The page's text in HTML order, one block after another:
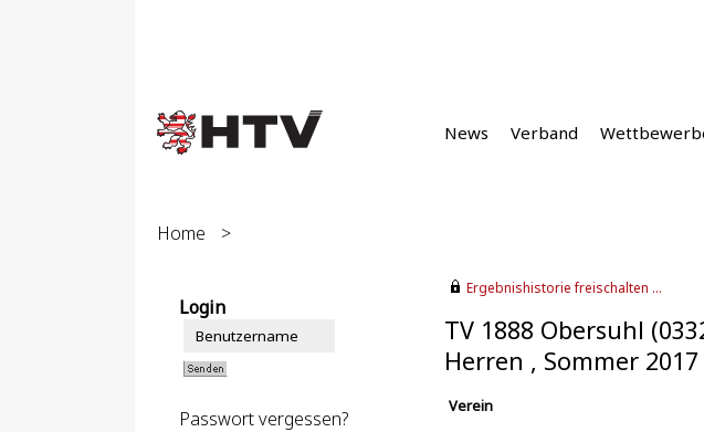
News Verband
Home >
Login
Passwort vergessen?
Ergebnishistorie freischalten ...
TV 1888 Obersuhl
Herren , Sommer 2017
Verein